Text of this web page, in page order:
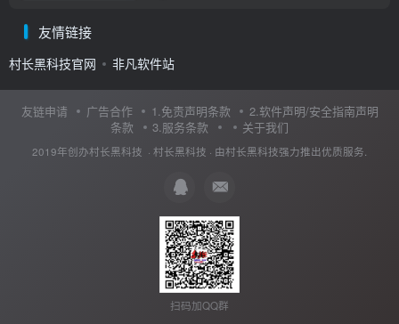
友情链接
村长黑科技官网 非凡软件站
友链申请 广告合作 1.免责声明条款
2.软件声明/安全指南声明
条款
3.服务条款 关于我们
2019年创办村长黑科技 · 村长黑科技 · 由村长黑科技强力推出优质服务.
扫码加QQ群